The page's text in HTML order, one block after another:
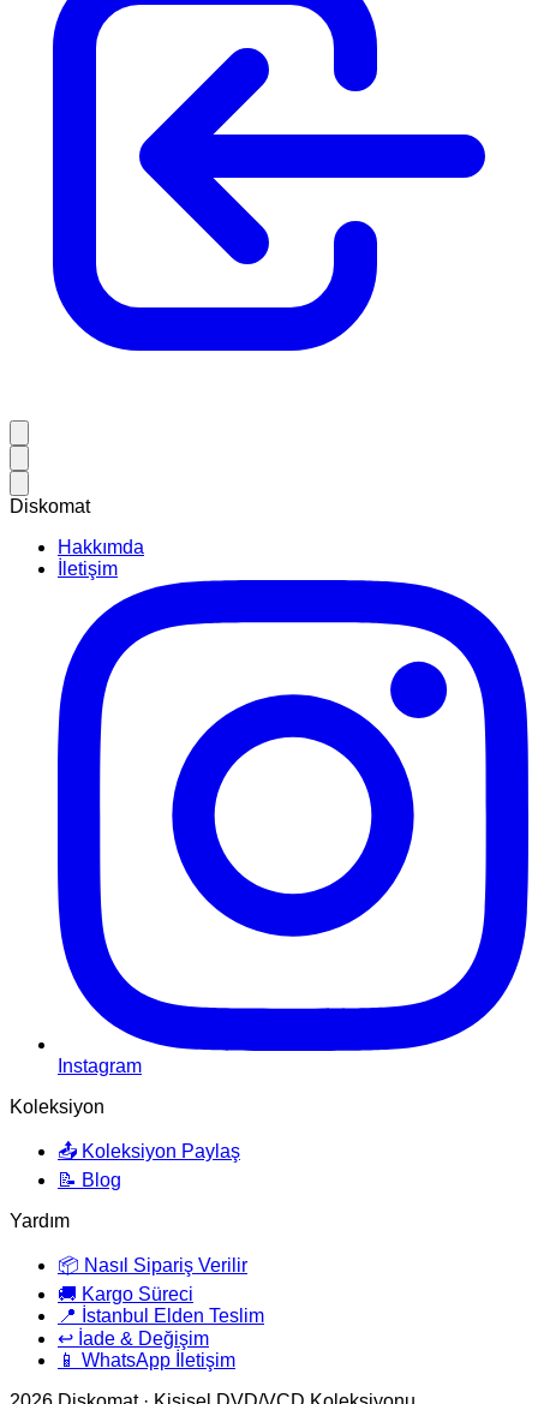
Diskomat
Hakkımda
İletişim
Instagram
Koleksiyon
📤 Koleksiyon Paylaş
📝 Blog
Yardım
📦 Nasıl Sipariş Verilir
🚚 Kargo Süreci
📍 İstanbul Elden Teslim
↩️ İade & Değişim
📱 WhatsApp İletişim